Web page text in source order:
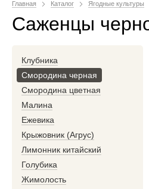
Главная Каталог Ягодные культуры
Саженцы
Клубника
Смородина черная
Смородина цветная
Малина
Ежевика
Крыжовник (Агрус)
Лимонник китайский
Голубика
Жимолость